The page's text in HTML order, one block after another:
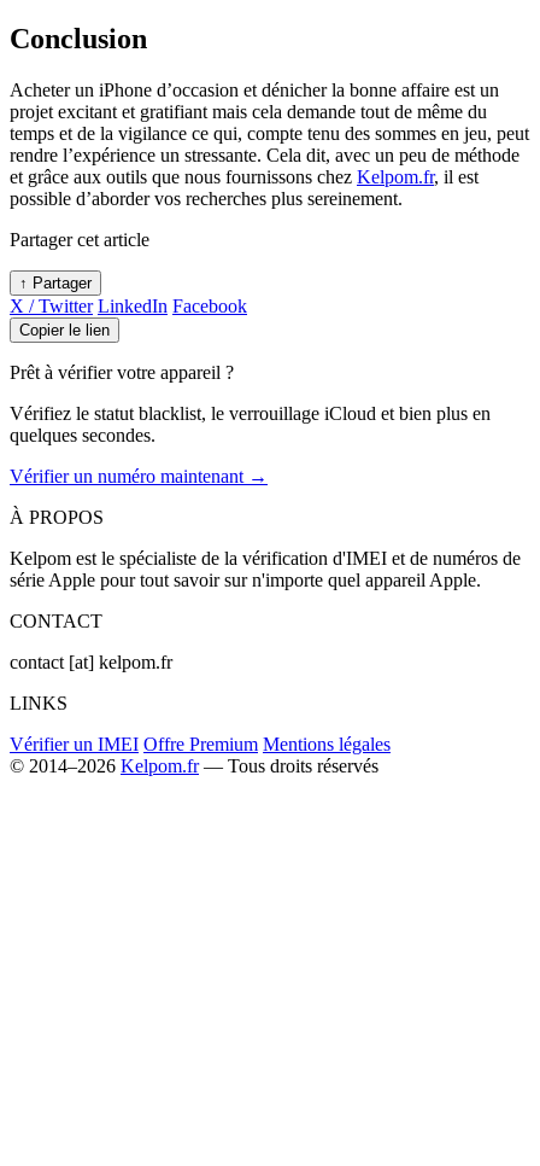
Conclusion
Acheter un iPhone d’occasion et dénicher la bonne affaire est un
projet excitant et gratifiant mais cela demande tout de même du
temps et de la vigilance ce qui, compte tenu des sommes en jeu, peut
rendre l’expérience un stressante. Cela dit, avec un peu de méthode
et grâce aux outils que nous fournissons chez Kelpom.fr, il est
possible d’aborder vos recherches plus sereinement.
Partager cet article
↑ Partager
X / Twitter LinkedIn Facebook
Copier le lien
Prêt à vérifier votre appareil ?
Vérifiez le statut blacklist, le verrouillage iCloud et bien plus en
quelques secondes.
Vérifier un numéro maintenant →
À PROPOS
Kelpom est le spécialiste de la vérification d'IMEI et de numéros de
série Apple pour tout savoir sur n'importe quel appareil Apple.
CONTACT
contact [at] kelpom.fr
LINKS
Vérifier un IMEI Offre Premium Mentions légales
© 2014–2026 Kelpom.fr— Tous droits réservés